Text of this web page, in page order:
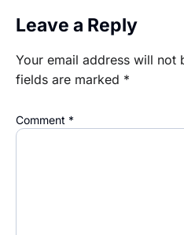
Leave a Reply
Your email address will not
fields are marked *
Comment *